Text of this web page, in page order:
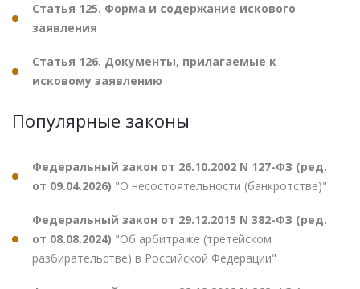
Статья 125. Форма и содержание искового
заявления
Статья 126. Документы, прилагаемые к
исковому заявлению
Популярные законы
Федеральный закон от 26.10.2002 N 127-ФЗ (ред.
от 09.04.2026) "О несостоятельности (банкротстве)"
Федеральный закон от 29.12.2015 N 382-ФЗ (ред.
от 08.08.2024) "Об арбитраже (третейском
разбирательстве) в Российской Федерации"